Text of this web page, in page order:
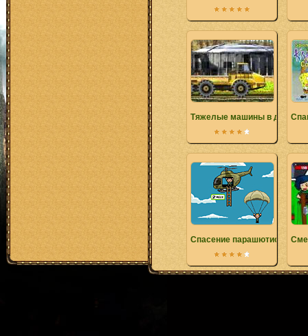
Тяжелые машины в
Спасение парашютистов